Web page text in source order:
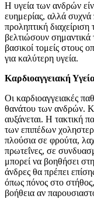
Η υγεία των ανδρών
ευημερίας, αλλά
προληπτική
βελτιώσουν
βασικοί τομείς στους
για καλύτερη υγεία.
Καρδιοαγγειακή
Οι καρδιοαγγειακές
θανάτου των ανδρών.
αυξάνεται. Η τακτική
των επιπέδων
πλούσια σε φρούτα,
πρωτεΐνες, σε
μπορεί να βοηθήσει
άνδρες θα πρέπει
όπως πόνος στο
βοήθεια αν